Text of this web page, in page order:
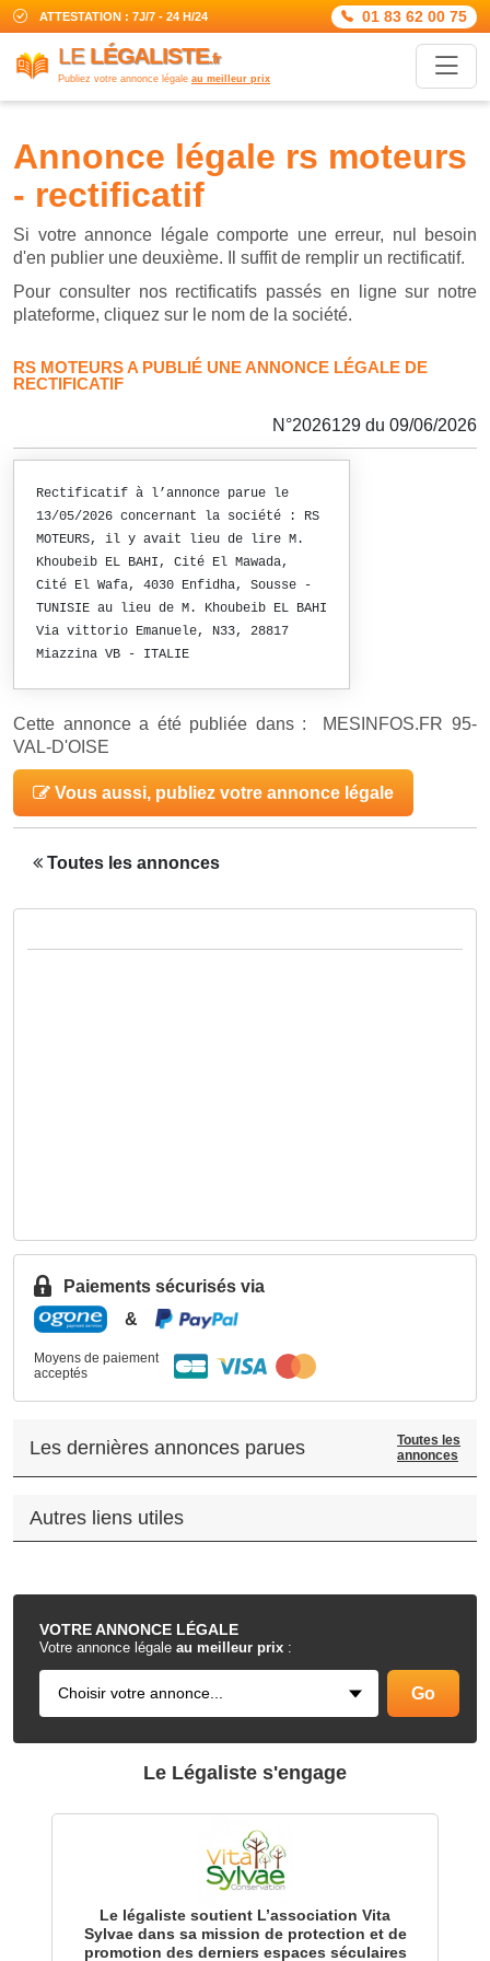
ATTESTATION : 7J/7 - 24 H/24 01 83 62 00 75
LE LÉGALISTE.fr
Publiez votre annonce légale au meilleur prix
annonce légale rs moteurs
- rectificatif
Si votre annonce légale comporte une erreur, nul besoin
d'en publier une deuxième. Il suffit de remplir un rectificatif.
Pour consulter nos rectificatifs passés en ligne sur notre
plateforme, cliquez sur le nom de la société.
RS MOTEURS A PUBLIÉ UNE ANNONCE LÉGALE DE
RECTIFICATIF
N°2026129 du 09/06/2026
Rectificatif à l’annonce parue le
13/05/2026 concernant la société : RS
MOTEURS, il y avait lieu de lire M.
Khoubeib EL BAHI, Cité El Mawada,
Cité El Wafa, 4030 Enfidha, Sousse -
TUNISIE au lieu de M. Khoubeib EL BAHI
Via vittorio Emanuele, N33, 28817
Miazzina VB - ITALIE
Cette annonce a été publiée dans : MESINFOS.FR 95-
VAL-D'OISE
Vous aussi, publiez votre annonce légale
Toutes les annonces
VOTREANNONCE LÉGALE
Votre annonce légale au meilleur prix :
Paiements sécurisés via
&
Moyens de paiement
acceptés
Les dernières annonces parues
Toutes les
annonces
Autres liens utiles
.
Le Légaliste s'engage
Le légaliste soutient L’association Vita
Sylvae dans sa mission de protection et de
promotion des derniers espaces séculaires